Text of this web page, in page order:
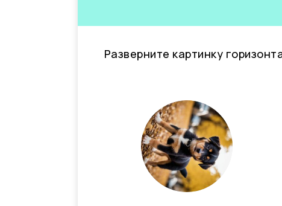
Разверните картинку